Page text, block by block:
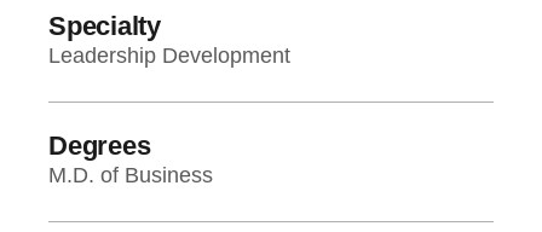
Specialty
Leadership Development
Degrees
M.D. of Business